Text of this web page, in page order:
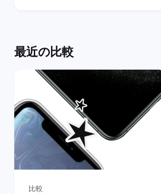
最近の比較
比較